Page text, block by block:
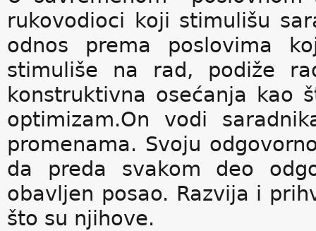
rukovodioci koji stimulišu
odnos prema poslovima
stimuliše na rad, podiže
konstruktivna osećanja kao
optimizam.On vodi
promenama. Svoju
da preda svakom deo
obavljen posao. Razvija i
što su njihove.